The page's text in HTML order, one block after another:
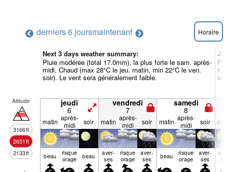
derniers 6 joursmaintenant Horaire
Next 3 days weather summary:
Pluie modérée (total 17.0mm), la plus forte le sam. après-
midi. Chaud (max 28°C le jeu. matin, min 22°C le ven.
soir). Le vent sera généralement faible.
Altitude
3166ft
2651ft
2133ft
jeudi
6
vendredi
7
samedi
8
matin après-
midi
soir matin après-
midi
soir matin après-
midi
soir
beau risque
orage beau aver­
ses
risque
orage
aver­
ses beau risque
orage
aver­
ses